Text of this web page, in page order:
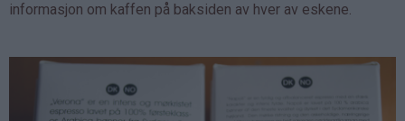
informasjon om kaffen på baksiden av hver av eskene.